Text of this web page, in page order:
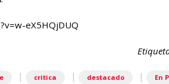
eX5HQjDUQ
| critica | destacado | En